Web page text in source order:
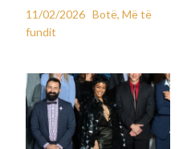
11/02/2026 Botë,Më të
fundit